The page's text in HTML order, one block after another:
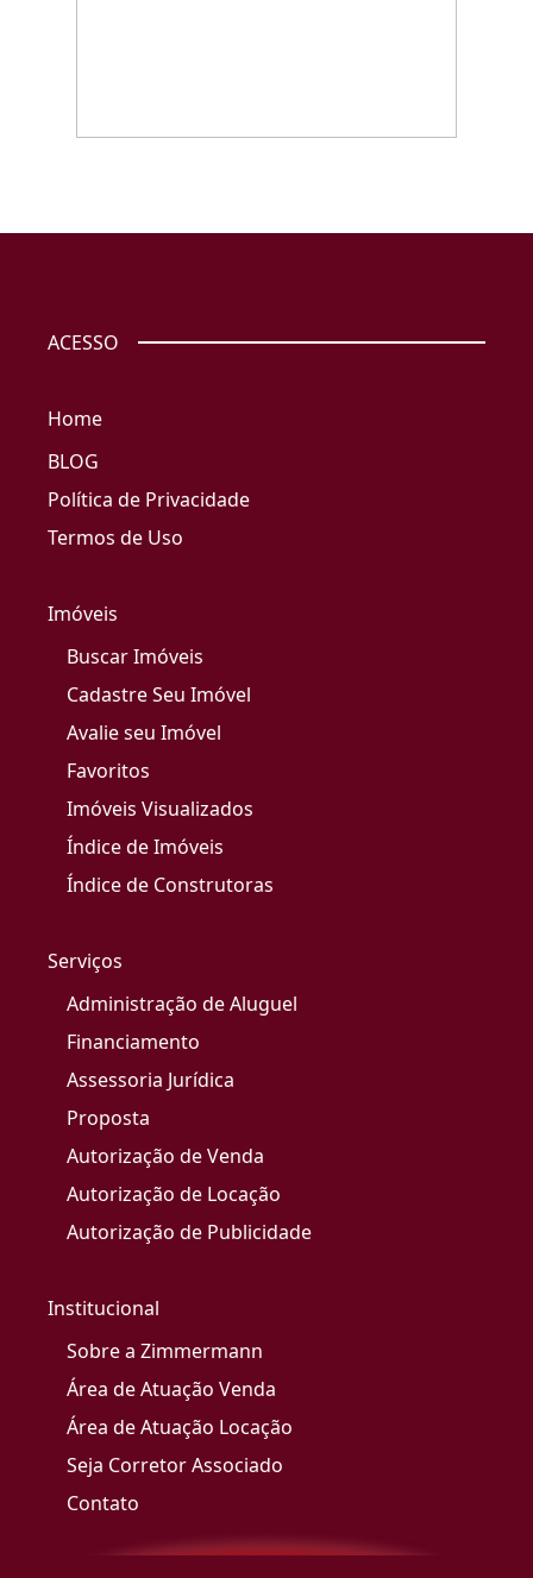
ACESSO
Home
BLOG
Política de Privacidade
Termos de Uso
Imóveis
Buscar Imóveis
Cadastre Seu Imóvel
Avalie seu Imóvel
Favoritos
Imóveis Visualizados
Índice de Imóveis
Índice de Construtoras
Serviços
Administração de Aluguel
Financiamento
Assessoria Jurídica
Proposta
Autorização de Venda
Autorização de Locação
Autorização de Publicidade
Institucional
Sobre a Zimmermann
Área de Atuação Venda
Área de Atuação Locação
Seja Corretor Associado
Contato